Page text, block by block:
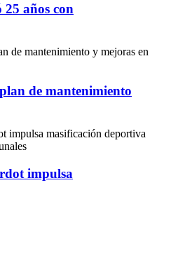
años con
de mantenimiento
impulsa